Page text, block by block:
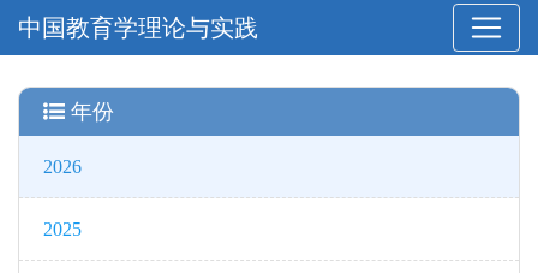
中国教育学理论与实践
年份
2026
2025